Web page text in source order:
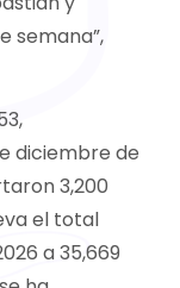
semana”,
diciembre de
3,200
el total
a 35,669